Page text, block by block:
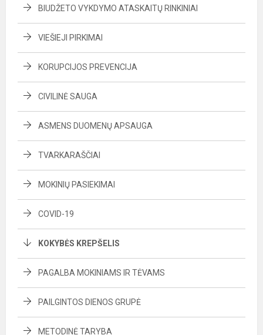
BIUDŽETO VYKDYMO ATASKAITŲ RINKINIAI
VIEŠIEJI PIRKIMAI
KORUPCIJOS PREVENCIJA
CIVILINĖ SAUGA
ASMENS DUOMENŲ APSAUGA
TVARKARAŠČIAI
MOKINIŲ PASIEKIMAI
COVID-19
KOKYBĖS KREPŠELIS
PAGALBA MOKINIAMS IR TĖVAMS
PAILGINTOS DIENOS GRUPĖ
METODINĖ TARYBA